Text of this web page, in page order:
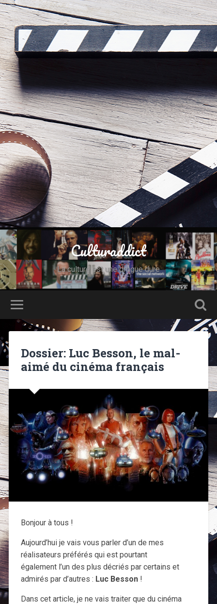
Culturaddict
La culture est une drogue dure
Dossier: Luc Besson, le mal-
aimé du cinéma français
Bonjour à tous !
Aujourd’hui je vais vous parler d’un de mes
réalisateurs préférés qui est pourtant
également l’un des plus décriés par certains et
admirés par d’autres : Luc Besson!
Dans cet article, je ne vais traiter que du cinéma